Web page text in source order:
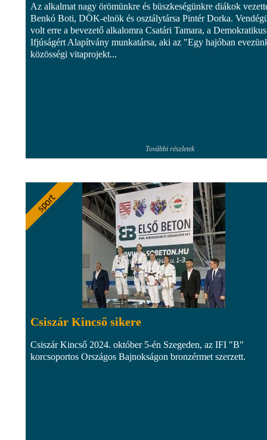
Az alkalmat nagy örömünkre és büszkeségünkre diákok
Benkó Boti, DÖK-elnök és osztálytársa Pintér Dorka.
volt erre a bevezető alkalomra Csatári Tamara, a Demokratikus
Ifjúságért Alapítvány munkatársa, aki az "Egy hajóban
közösségi vitaprojekt...
További részletek
Csiszár Kincső sikere
Csiszár Kincső 2024. október 5-én Szegeden, az IFI "B"
korcsoportos Országos Bajnokságon bronzérmet szerzett.